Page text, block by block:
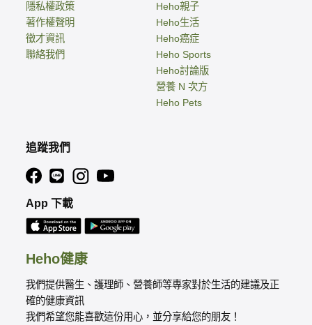
Heho健康
我們提供醫生、護理師、營養師等專家對於生活的建議及正
確的健康資訊
我們希望您能喜歡這份用心，並分享給您的朋友！
隱私權政策
著作權聲明
徵才資訊
聯絡我們
Heho親子
Heho生活
Heho癌症
Heho Sports
Heho討論版
營養 N 次方
Heho Pets
追蹤我們
App 下載